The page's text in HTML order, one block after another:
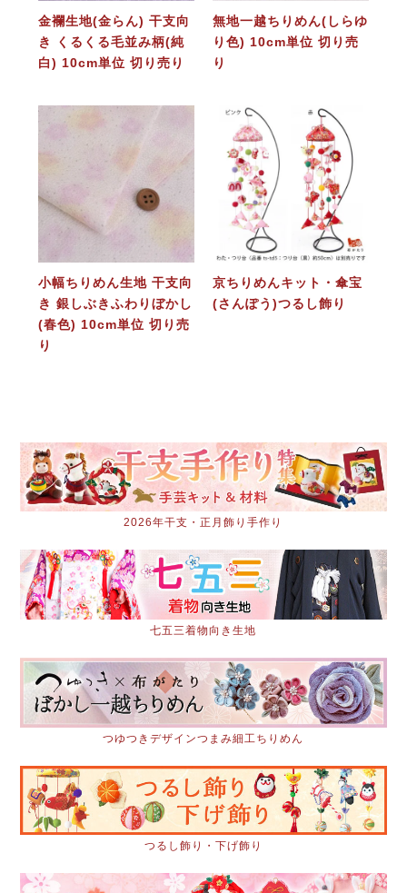
金襴生地(金らん) 干支向
き くるくる毛並み柄(純
白) 10cm単位 切り売り
無地一越ちりめん(しらゆ
り色) 10cm単位 切り売
り
小幅ちりめん生地 干支向
き 銀しぶきふわりぼかし
(春色) 10cm単位 切り売
り
京ちりめんキット・傘宝
(さんぽう)つるし飾り
2026年干支・正月飾り手作り
七五三着物向き生地
つゆつきデザインつまみ細工ちりめん
つるし飾り・下げ飾り